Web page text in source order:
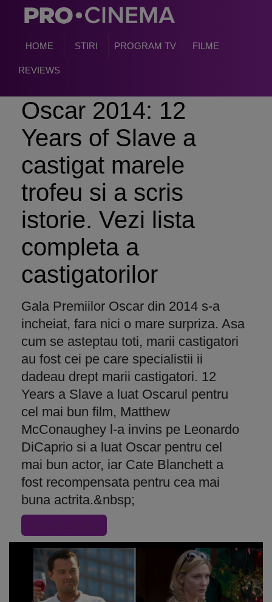
HOME STIRI PROGRAM TV FILME
REVIEWS
Oscar 2014: 12
Years of Slave a
castigat marele
trofeu si a scris
istorie. Vezi lista
completa a
castigatorilor
Gala Premiilor Oscar din 2014 s-a
incheiat, fara nici o mare surpriza. Asa
cum se asteptau toti, marii castigatori
au fost cei pe care specialistii ii
dadeau drept marii castigatori. 12
Years a Slave a luat Oscarul pentru
cel mai bun film, Matthew
McConaughey l-a invins pe Leonardo
DiCaprio si a luat Oscar pentru cel
mai bun actor, iar Cate Blanchett a
fost recompensata pentru cea mai
buna actrita.&nbsp;